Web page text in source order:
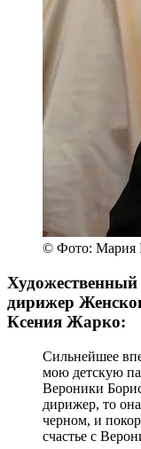
© Фото: Мария
дирижер
Ксения Жарко:
Сильнейшее
мою детскую
Вероники
дирижер, то
черном, и
счастье с